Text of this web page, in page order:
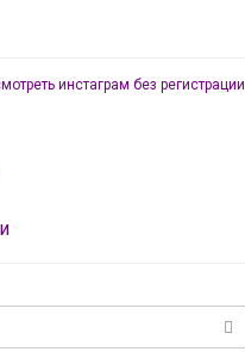
инстаграм без регистрации